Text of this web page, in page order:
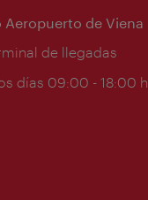
de Viena
de llegadas
días 09:00 - 18:00 h